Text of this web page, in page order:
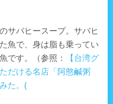
サバヒースープ。サバヒ
魚で、身は脂も乗ってい
です。（参照：
【台湾グ
だける名店「阿憨鹹粥
た。(